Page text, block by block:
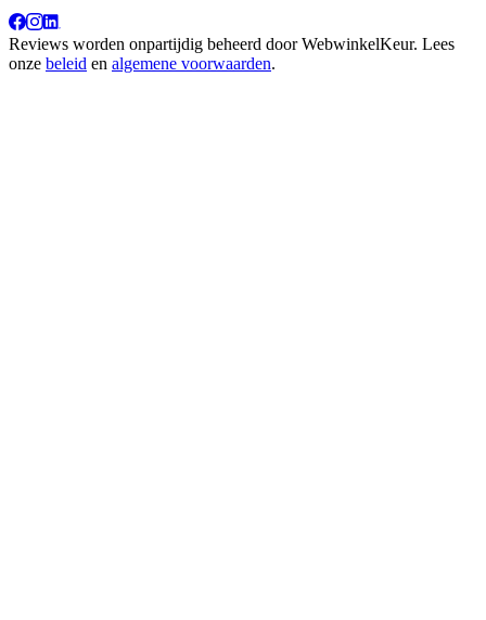
Reviews worden onpartijdig beheerd doorWebwinkelKeur. Lees
onze beleid en algemene voorwaarden.